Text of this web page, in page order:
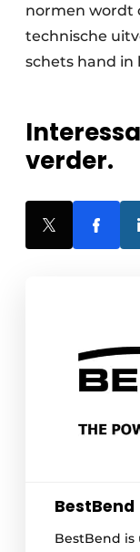
normen wordt
technische
schets hand in
verder.
BestBend
BestBend